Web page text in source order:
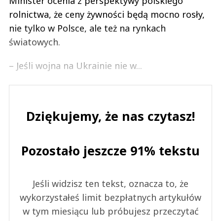
rolnictwa, że ceny żywności będą mocno rosły,
nie tylko w Polsce, ale też na rynkach
światowych.
– Jeśli wojna na Ukrainie nie w...
Dziękujemy, że nas czytasz!
Pozostało jeszcze 91% tekstu
Jeśli widzisz ten tekst, oznacza to, że
wykorzystałeś limit bezpłatnych artykułów
w tym miesiącu lub próbujesz przeczytać